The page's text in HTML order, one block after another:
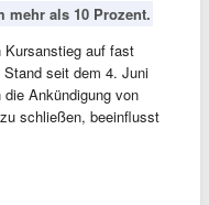
mehr als 10 Prozent.
Kursanstieg auf fast
seit dem 4. Juni
Ankündigung von
schließen, beeinflusst